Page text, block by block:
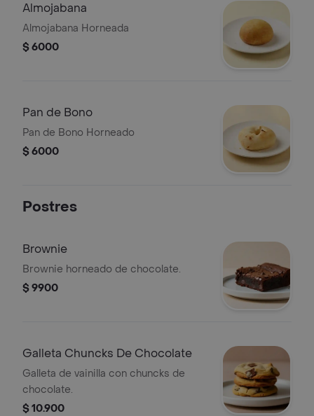
Almojabana
Almojabana Horneada
$ 6000
Pan de Bono
Pan de Bono Horneado
$ 6000
Postres
Brownie
Brownie horneado de chocolate.
$ 9900
Galleta Chuncks De Chocolate
Galleta de vainilla con chuncks de
chocolate.
$ 10.900